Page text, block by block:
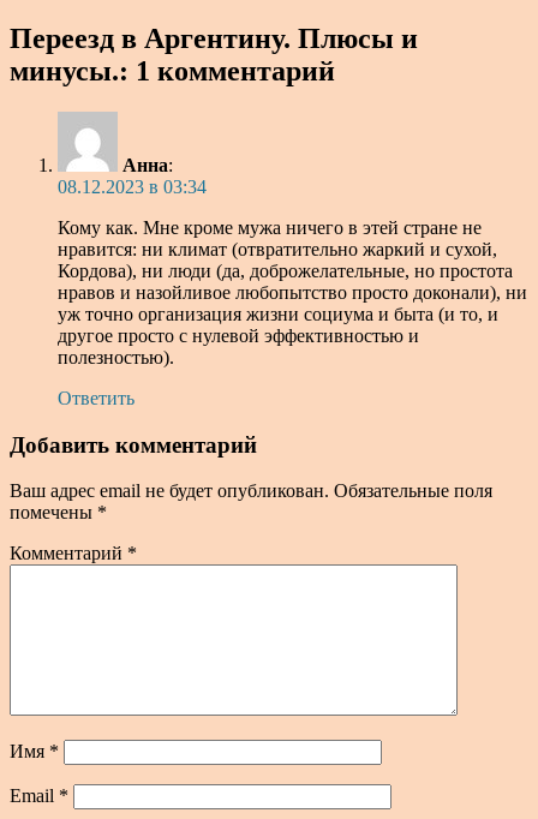
Переезд в Аргентину. Плюсы и
минусы.: 1 комментарий
Анна:
08.12.2023 в 03:34
Кому как. Мне кроме мужа ничего в этей стране не
нравится: ни климат (отвратительно жаркий и сухой,
Кордова), ни люди (да, доброжелательные, но простота
нравов и назойливое любопытство просто доконали), ни
уж точно организация жизни социума и быта (и то, и
другое просто с нулевой эффективностью и
полезностью).
Ответить
Добавить комментарий
Ваш адрес email не будет опубликован. Обязательные поля
помечены *
Комментарий *
Имя *
Email *